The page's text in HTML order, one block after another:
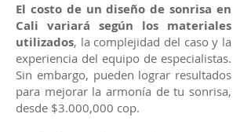
El costo de un diseño de sonrisa en
Cali variará según los materiales
utilizados, la complejidad del caso y la
experiencia del equipo de especialistas.
Sin embargo, pueden lograr resultados
para mejorar la armonía de tu sonrisa,
desde $3.000,000 cop.